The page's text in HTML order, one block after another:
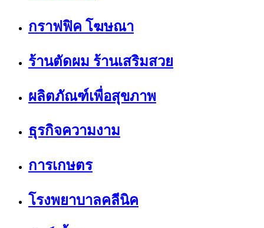
กราฟฟิค โฆษณา
ร้านตัดผม ร้านเสริมสวย
ผลิตภัณฑ์เพื่อสุขภาพ
ธุรกิจความงาม
การเกษตร
โรงพยาบาลคลีนิค